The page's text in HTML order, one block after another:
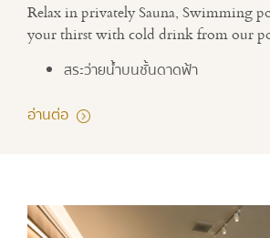
Relax in privately Sauna, Swimming
your thirst with cold drink from our
สระว่ายน้ำบนชั้นดาดฟ้า
อ่านต่อ